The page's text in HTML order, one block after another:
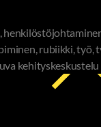
rubiikki ,työ,
kehityskeskustelu